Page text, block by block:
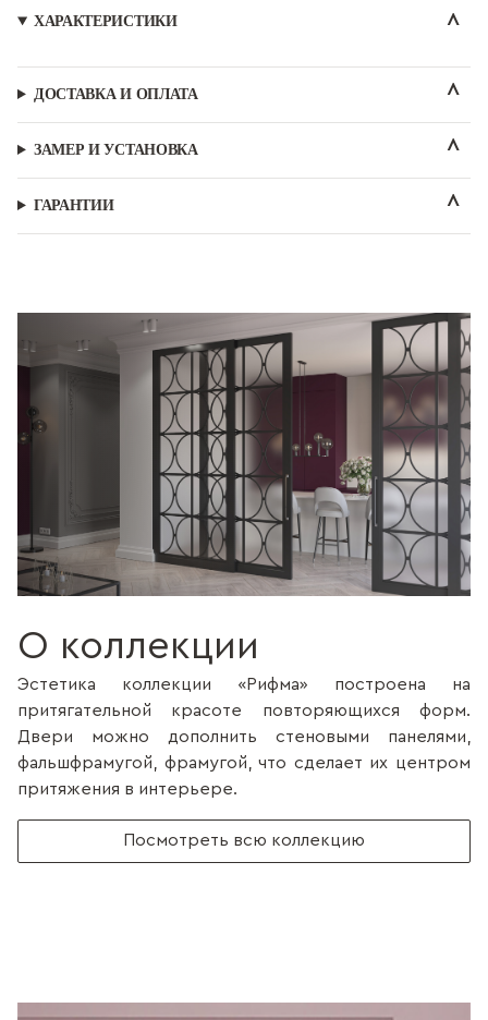
ХАРАКТЕРИСТИКИ
ДОСТАВКА И ОПЛАТА
ЗАМЕР И УСТАНОВКА
ГАРАНТИИ
О коллекции
Эстетика коллекции «Рифма» построена на
притягательной красоте повторяющихся форм.
Двери можно дополнить стеновыми панелями,
фальшфрамугой, фрамугой, что сделает их центром
притяжения в интерьере.
Посмотреть всю коллекцию